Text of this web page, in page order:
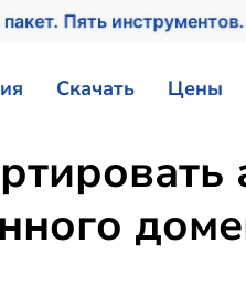
Пять
Скачать Цены